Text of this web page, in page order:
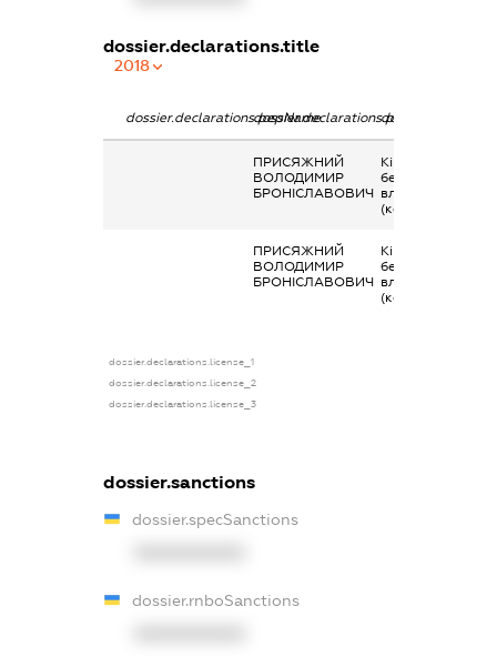
dossier.declarations.title
2018
dossier.declarations.pepNamedossier.declarations.personName
ПРИСЯЖНИЙ
ВОЛОДИМИР
БРОНІСЛАВОВИЧ
Кінцевий
бенефіціарний
власник
(контролер)
ПРИСЯЖНИЙ
ВОЛОДИМИР
БРОНІСЛАВОВИЧ
Кінцевий
бенефіціарний
власник
(контролер)
dossier.declarations.license_1
dossier.declarations.license_2
dossier.declarations.license_3
dossier.sanctions
dossier.specSanctions
dossier.rnboSanctions